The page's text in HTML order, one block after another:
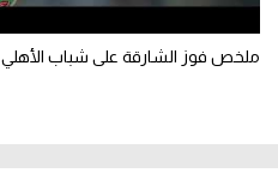
ملخص فوز الشارقة على شباب الأهلي 3-2 (السوبر الإماراتي)